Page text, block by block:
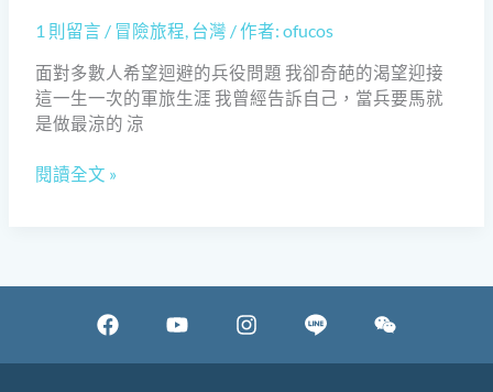
1 則留言 / 冒險旅程, 台灣 / 作者: ofucos
面對多數人希望迴避的兵役問題 我卻奇葩的渴望迎接
這一生一次的軍旅生涯 我曾經告訴自己，當兵要馬就
是做最涼的 涼
們
再
平
凡
閱讀全文 »
F
a
Y
I
n
W
e